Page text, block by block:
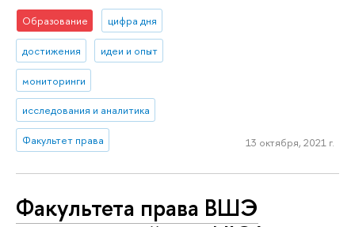
Образование цифра дня
достижения идеи и опыт
мониторинги
исследования и аналитика
Факультет права 13 октября, 2021 г.
Факультета права ВШЭ